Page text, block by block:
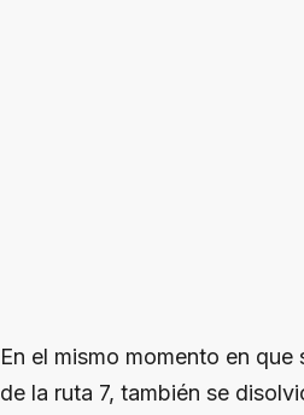
En el mismo momento en
de la ruta 7, también se